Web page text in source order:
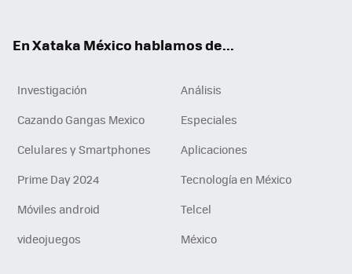
En Xataka México hablamos de...
Investigación
Análisis
Cazando Gangas Mexico
Especiales
Celulares y Smartphones
Aplicaciones
Prime Day 2024
Tecnología en México
Móviles android
Telcel
videojuegos
México